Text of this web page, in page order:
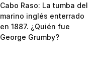
Cabo Raso: La tumba del
marino inglés enterrado
en 1887. ¿Quién fue
George Grumby?